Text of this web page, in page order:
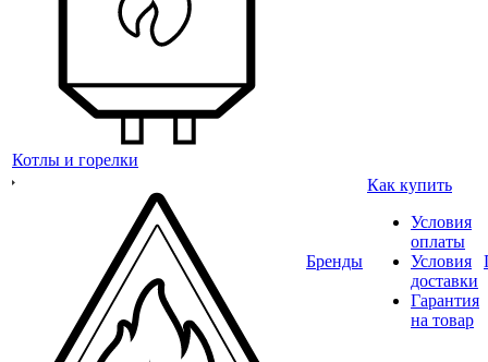
Котлы и горелки
Бренды
Как купить
Условия
оплаты
Условия
доставки
Гарантия
на товар